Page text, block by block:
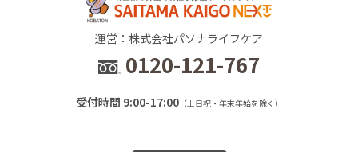
運営：株式会社パソナライフケア
0120-121-767
受付時間 9:00-17:00（土日祝・年末年始を除く）